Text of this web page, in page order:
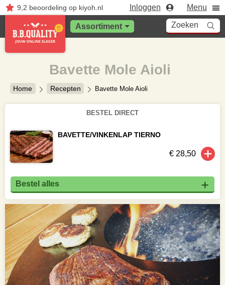
9,2 beoordelingop kiyoh.nl Inloggen Menu
Assortiment Zoeken
Home Recepten Bavette Mole Aioli
Bavette Mole Aioli
BESTEL DIRECT
BAVETTE/VINKENLAP TIERNO
€ 28,50
Bestel alles